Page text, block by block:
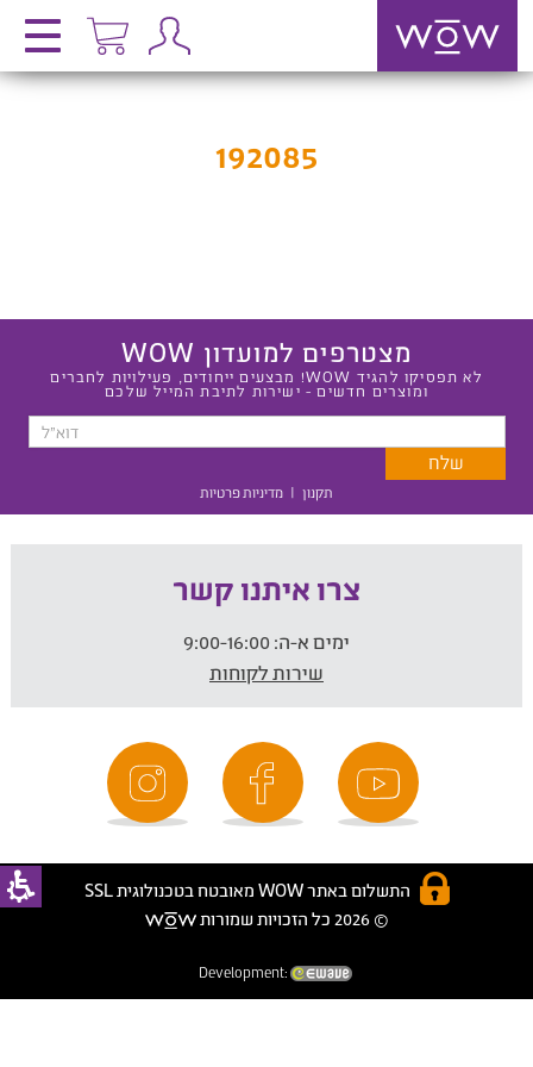
192085
מצטרפים למועדון WOW
לא תפסיקו להגיד WOW! מבצעים ייחודים, פעילויות לחברים
ומוצרים חדשים - ישירות לתיבת המייל שלכם
תקנון | מדיניות פרטיות
צרו איתנו קשר
ימים א-ה:
שירות לקוחות
התשלום באתר WOW מאובטח בטכנולוגית SSL
© 2026 כל הזכויות שמורות
Development: